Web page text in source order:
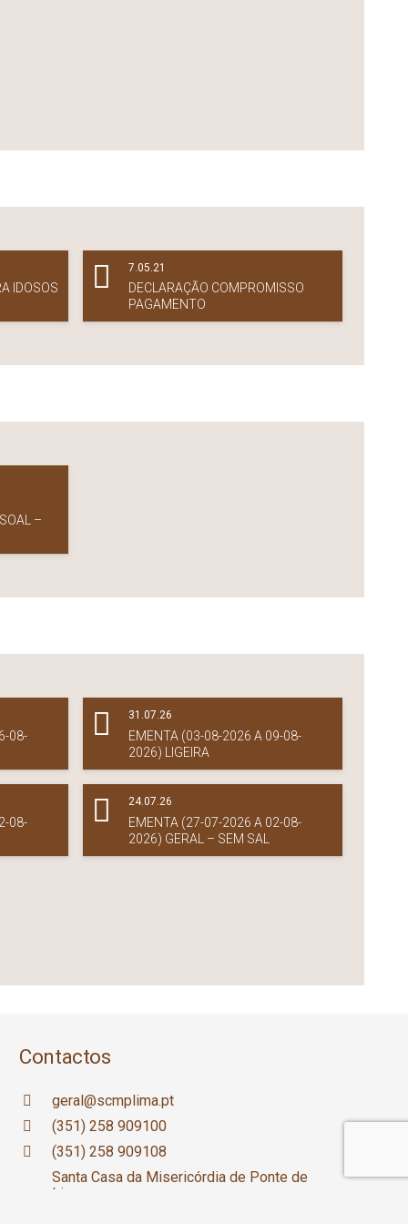
IDOSOS
7.05.21
DECLARAÇÃO COMPROMISSO
PAGAMENTO
–
08-
31.07.26
EMENTA (03-08-2026 A 09-08-
2026) LIGEIRA
08-
24.07.26
EMENTA (27-07-2026 A 02-08-
2026) GERAL – SEM SAL
Contactos
geral@scmplima.pt
(351) 258 909100
(351) 258 909108
Santa Casa da Misericórdia de Ponte de
Lima